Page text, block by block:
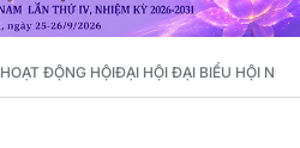
HOẠT ĐỘNG HỘIĐẠI HỘI ĐẠI BIỂU HỘI NỮ